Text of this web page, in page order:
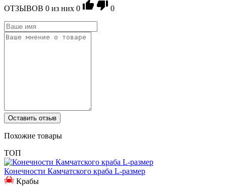
ОТЗЫВОВ 0 из ниx 0 0
Оставить отзыв
Похожие товары
ТОП
Конечности Камчатского краба L-размер
Крабы